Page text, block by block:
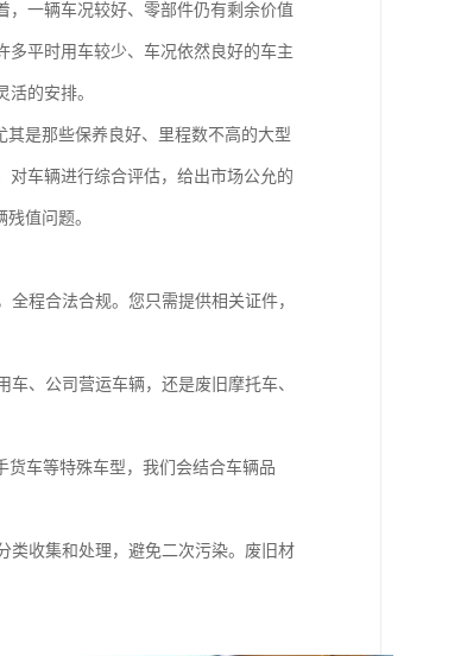
，一辆车况较好、零部件仍有剩余价值
多平时用车较少、车况依然良好的车主
的安排。
是那些保养良好、里程数不高的大型
对车辆进行综合评估，给出市场公允的
值问题。
程合法合规。您只需提供相关证件，
、公司营运车辆，还是废旧摩托车、
货车等特殊车型，我们会结合车辆品
类收集和处理，避免二次污染。废旧材